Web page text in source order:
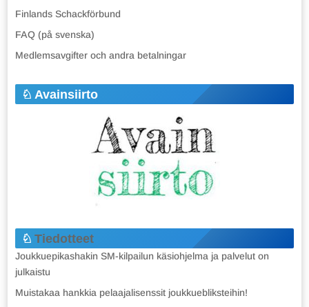
Finlands Schackförbund
FAQ (på svenska)
Medlemsavgifter och andra betalningar
Avainsiirto
Tiedotteet
Joukkuepikashakin SM-kilpailun käsiohjelma ja palvelut on
julkaistu
Muistakaa hankkia pelaajalisenssit joukkuebliksteihin!